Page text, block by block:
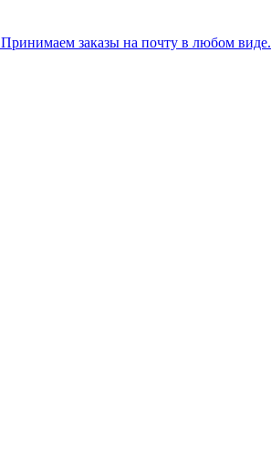
Принимаем заказы на почту в любом виде.